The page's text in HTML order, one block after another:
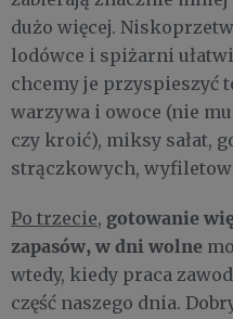
dużo więcej.
lodówce i spiżarni
chcemy je przyspieszyć
warzywa i owoce (nie
czy kroić), miksy sałat,
strączkowych,
Po trzecie, gotowanie
zapasów, w dni wolne
wtedy, kiedy praca
część naszego dnia.